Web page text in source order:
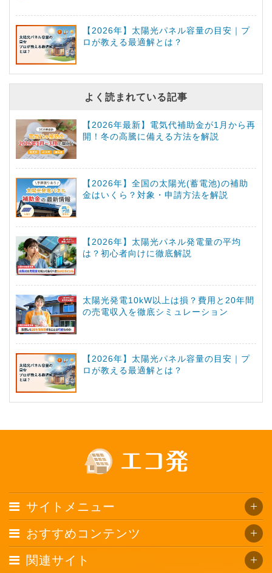
【2026年】太陽光パネル容量の目安｜プ
ロが教える最適解とは？
よく読まれている記事
【2026年最新】電気代補助金が1月から再
開！冬の高騰に備える方法を解説
【2026年】全国の太陽光(蓄電池)の補助
金はいくら？対象・申請方法を解説
【2026年】太陽光パネル発電量の平均
は？初心者向けに徹底解説
太陽光発電10kW以上は損？費用と20年間
の売電収入を徹底シミュレーション
【2026年】太陽光パネル容量の目安｜プ
ロが教える最適解とは？
サイトメニュー
おすすめコンテンツ
関連サイト